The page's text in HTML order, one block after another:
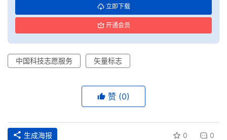
立即下载
开通会员
中国科技志愿服务 矢量标志
赞 (0)
生成海报 0 0